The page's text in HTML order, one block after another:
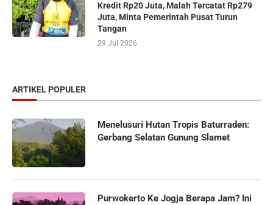
Kredit Rp20 Juta, Malah Tercatat Rp279
Juta, Minta Pemerintah Pusat Turun
Tangan
29 Jul 2026
ARTIKEL POPULER
Menelusuri Hutan Tropis Baturraden:
Gerbang Selatan Gunung Slamet
Purwokerto Ke Jogja Berapa Jam? Ini